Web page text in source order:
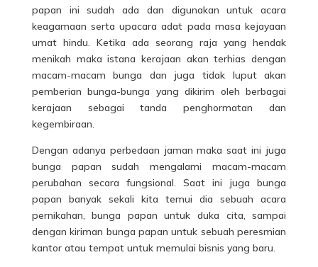
papan ini sudah ada dan digunakan untuk acara
keagamaan serta upacara adat pada masa kejayaan
umat hindu. Ketika ada seorang raja yang hendak
menikah maka istana kerajaan akan terhias dengan
macam-macam bunga dan juga tidak luput akan
pemberian bunga-bunga yang dikirim oleh berbagai
kerajaan sebagai tanda penghormatan dan
kegembiraan.
Dengan adanya perbedaan jaman maka saat ini juga
bunga papan sudah mengalami macam-macam
perubahan secara fungsional. Saat ini juga bunga
papan banyak sekali kita temui dia sebuah acara
pernikahan, bunga papan untuk duka cita, sampai
dengan kiriman bunga papan untuk sebuah peresmian
kantor atau tempat untuk memulai bisnis yang baru.